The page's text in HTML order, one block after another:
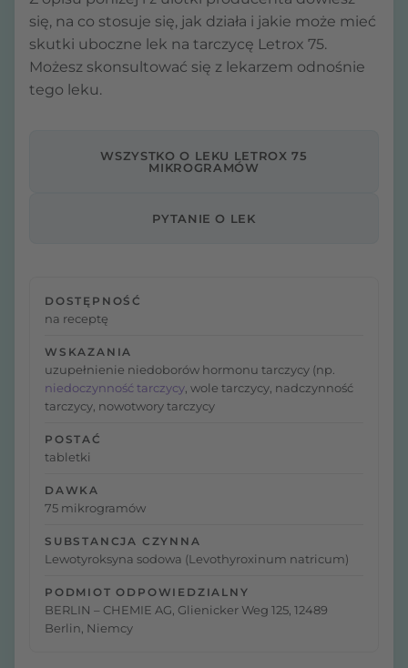
się, na co stosuje się, jak działa i jakie może mieć
skutki uboczne lek na tarczycę Letrox 75.
Możesz skonsultować się z lekarzem odnośnie
tego leku.
WSZYSTKO O LEKU LETROX 75
MIKROGRAMÓW
PYTANIE O LEK
DOSTĘPNOŚĆ
na receptę
WSKAZANIA
uzupełnienie niedoborów hormonu tarczycy (np.
niedoczynność tarczycy , wole tarczycy, nadczynność
tarczycy, nowotwory tarczycy
POSTAĆ
tabletki
DAWKA
75 mikrogramów
SUBSTANCJA CZYNNA
Lewotyroksyna sodowa (Levothyroxinum natricum)
PODMIOT ODPOWIEDZIALNY
BERLIN – CHEMIE AG, Glienicker Weg 125, 12489
Berlin, Niemcy